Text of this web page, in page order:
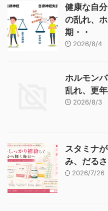
健康な自
の乱れ、
期・・
2026/8/4
ホルモン
乱れ、更年
2026/8/3
スタミナ
み、だる
2026/7/26